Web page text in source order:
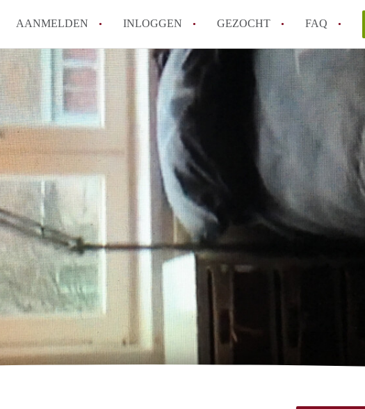
AANMELDEN INLOGGEN GEZOCHT FAQ
How to translate KamerDenBosch!
Wat is KamerDenBosch?
Berekent KamerDenBosch
Wat is de privacyverklaring van
Is KamerDenBosch verantwoordelijk voor de
in Den Bosch?
Alle veelgestelde vragen